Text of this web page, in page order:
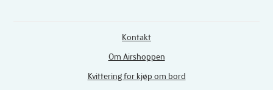
Kontakt
Om Airshoppen
Kvittering for kjøp om bord